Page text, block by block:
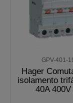
GPV-401-
Hager
isolamento
40A 400V